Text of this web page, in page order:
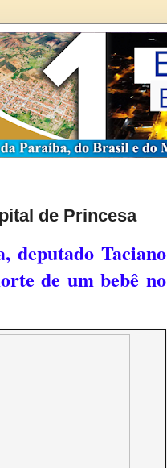
de Princesa
deputado Taciano
de um bebê no